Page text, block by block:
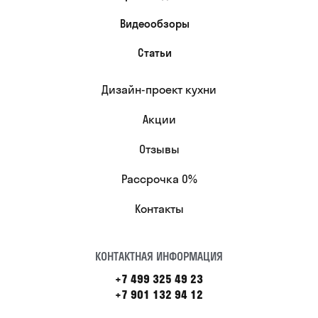
Видеообзоры
Статьи
Дизайн-проект кухни
Акции
Отзывы
Рассрочка 0%
Контакты
КОНТАКТНАЯ ИНФОРМАЦИЯ
+7 499 325 49 23
+7 901 132 94 12